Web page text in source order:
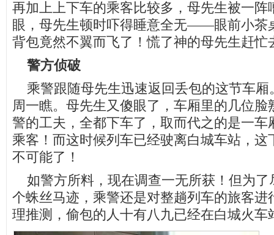
再加上上下车的乘客比较多，母先生被一阵
眼，母先生顿时吓得睡意全无——眼前小茶
背包竟然不翼而飞了！慌了神的母先生赶忙
警方侦破
乘警跟随母先生迅速返回丢包的这节车厢
周一瞧。母先生又傻眼了，车厢里的几位脸
警的工夫，全都下车了，取而代之的是一车
乘客！而这时候列车已经驶离白城车站，这
不可能了！
如警方所料，现在调查一无所获！但为了
个蛛丝马迹，乘警还是对整趟列车的旅客进
理推测，偷包的人十有八九已经在白城火车